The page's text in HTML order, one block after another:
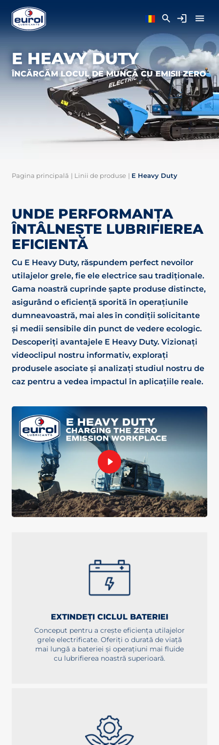
E HEAVY DUTY
ÎNCĂRCĂM LOCUL DE MUNCĂ CU EMISII ZERO
Pagina principală | Linii de produse | E Heavy Duty
UNDE PERFORMANȚA
ÎNTÂLNEȘTE LUBRIFIEREA
EFICIENTĂ
Cu E Heavy Duty, răspundem perfect nevoilor
utilajelor grele, fie ele electrice sau tradiționale.
Gama noastră cuprinde șapte produse distincte,
asigurând o eficiență sporită în operațiunile
dumneavoastră, mai ales în condiții solicitante
și medii sensibile din punct de vedere ecologic.
Descoperiți avantajele E Heavy Duty. Vizionați
videoclipul nostru informativ, explorați
produsele asociate și analizați studiul nostru de
caz pentru a vedea impactul în aplicațiile reale.
EXTINDEȚI CICLUL BATERIEI
Conceput pentru a crește eficiența utilajelor
grele electrificate. Oferiți o durată de viață
mai lungă a bateriei și operațiuni mai fluide
cu lubrifierea noastră superioară.